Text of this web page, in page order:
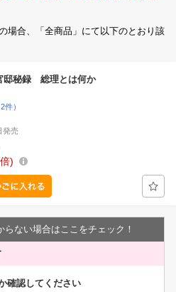
場合、「全商品」にて以下のとおり該
邸秘録 総理とは何か
2件）
発売
ない場合はここをチェック！
確認してください